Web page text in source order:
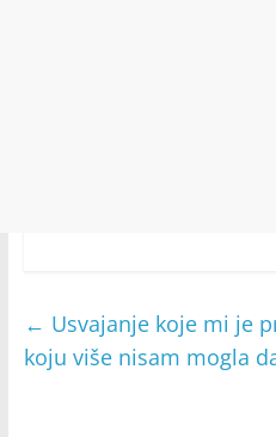
← Usvajanje koje mi je
koju više nisam mogla